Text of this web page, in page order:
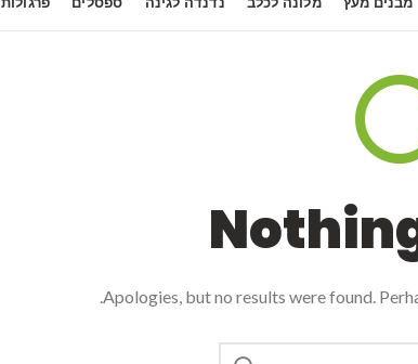
Apologies, but no results were found.